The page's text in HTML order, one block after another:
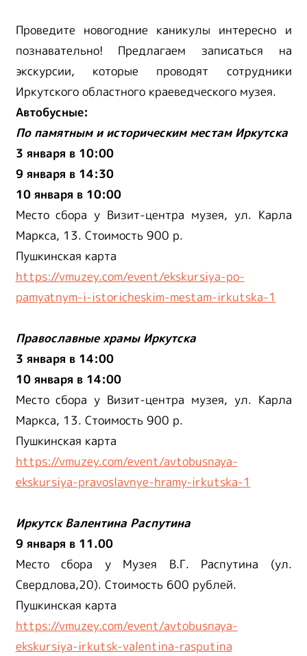
Проведите новогодние каникулы интересно и
познавательно! Предлагаем записаться на
экскурсии, которые проводят сотрудники
Иркутского областного краеведческого музея.
Автобусные:
По памятным и историческим местам Иркутска
3 января в 10:00
9 января в 14:30
10 января в 10:00
Место сбора у Визит-центра музея, ул. Карла
Маркса, 13. Стоимость 900 р.
Пушкинская карта
https://vmuzey.com/event/ekskursiya-po-
pamyatnym-i-istoricheskim-mestam-irkutska-1
Православные храмы Иркутска
3 января в 14:00
10 января в 14:00
Место сбора у Визит-центра музея, ул. Карла
Маркса, 13. Стоимость 900 р.
Пушкинская карта
https://vmuzey.com/event/avtobusnaya-
ekskursiya-pravoslavnye-hramy-irkutska-1
Иркутск Валентина Распутина
9 января в 11.00
Место сбора у Музея В.Г. Распутина (ул.
Свердлова,20). Стоимость 600 рублей.
Пушкинская карта
https://vmuzey.com/event/avtobusnaya-
ekskursiya-irkutsk-valentina-rasputina